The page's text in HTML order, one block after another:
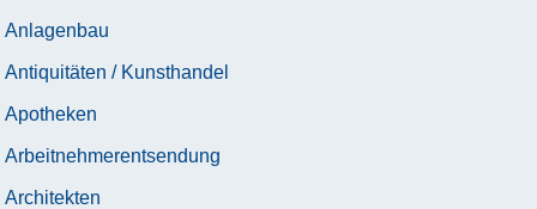
Anlagenbau
Antiquitäten / Kunsthandel
Apotheken
Arbeitnehmerentsendung
Architekten